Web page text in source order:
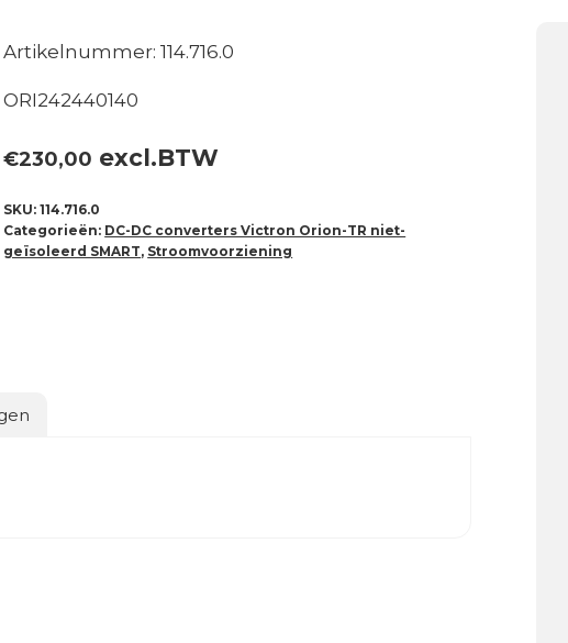
Artikelnummer: 114.716.0
ORI242440140
€230,00 excl.BTW
SKU:114.716.0
Categorieën: DC-DC converters Victron Orion-TR niet-
geïsoleerd SMART, Stroomvoorziening